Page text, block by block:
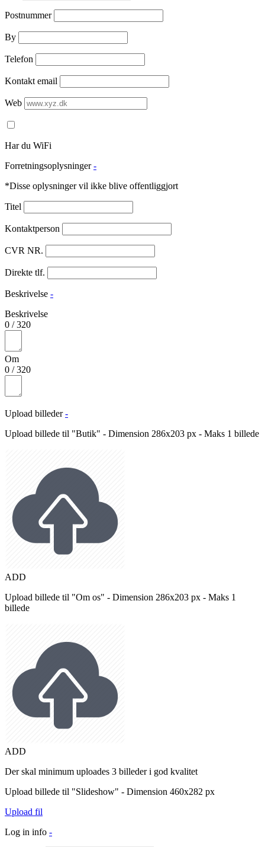
Postnummer
By
Telefon
Kontakt email
Web
Har du WiFi
Forretningsoplysninger -
*Disse oplysninger vil ikke blive offentliggjort
Titel
Kontaktperson
CVR NR.
Direkte tlf.
Beskrivelse -
Beskrivelse
0 /320
Om
0 /320
Upload billeder -
Upload billede til "Butik" - Dimension 286x203 px - Maks 1 billede
ADD
Upload billede til "Om os" - Dimension 286x203 px - Maks 1
billede
ADD
Der skal minimum uploades 3 billeder i god kvalitet
Upload billede til "Slideshow" - Dimension 460x282 px
Upload fil
Log in info -